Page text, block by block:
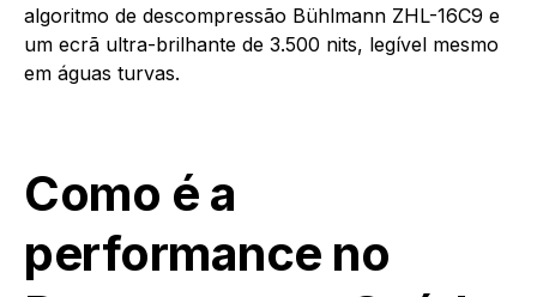
algoritmo de descompressão Bühlmann ZHL-16C9 e
um ecrã ultra-brilhante de 3.500 nits, legível mesmo
em águas turvas.
Como é a
performance no